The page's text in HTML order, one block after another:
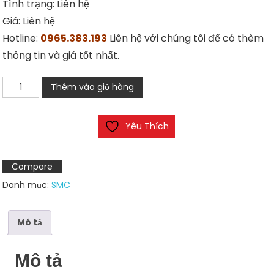
Tình trạng: Liên hệ
Giá: Liên hệ
Hotline: 0965.383.193 Liên hệ với chúng tôi để có thêm
thông tin và giá tốt nhất.
điều
SMC
IRV10/20
Series
lượng
Thêm vào giỏ hàng
Yêu Thích
Compare
Danh mục:SMC
Mô tả
Mô tả